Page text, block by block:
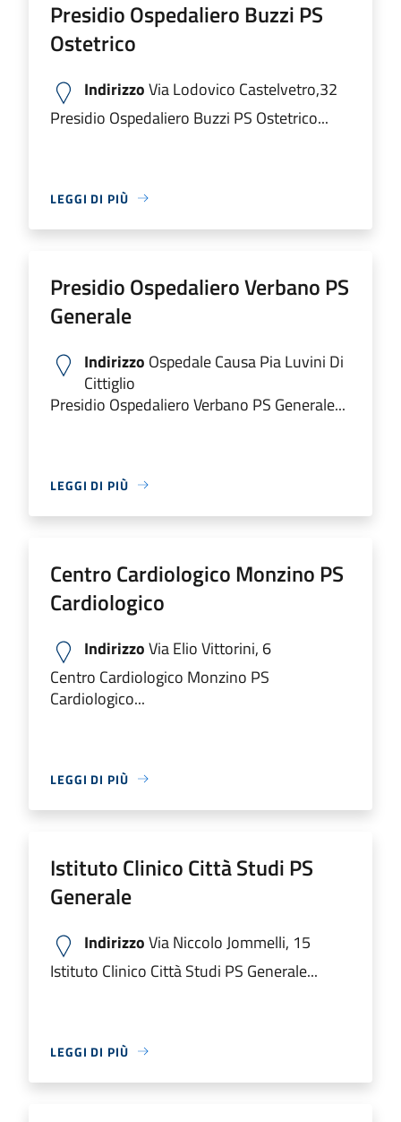
Presidio Ospedaliero Buzzi PS
Ostetrico
IndirizzoVia Lodovico Castelvetro,32
Presidio Ospedaliero Buzzi PS Ostetrico...
LEGGI DI PIÙ
Presidio Ospedaliero Verbano PS
Generale
Indirizzo Ospedale Causa Pia Luvini Di
Cittiglio
Presidio Ospedaliero Verbano PS Generale...
LEGGI DI PIÙ
Centro Cardiologico Monzino PS
Cardiologico
IndirizzoVia Elio Vittorini, 6
Centro Cardiologico Monzino PS
Cardiologico...
LEGGI DI PIÙ
Istituto Clinico Città Studi PS
Generale
IndirizzoVia Niccolo Jommelli, 15
Istituto Clinico Città Studi PS Generale...
LEGGI DI PIÙ